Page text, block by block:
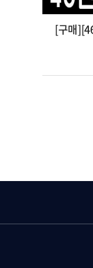
[구매